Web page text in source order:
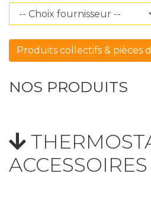
Produits collectifs & pièces
NOS PRODUITS
ACCESSOIRES